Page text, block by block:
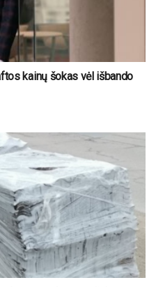
kainų šokas vėl išbando